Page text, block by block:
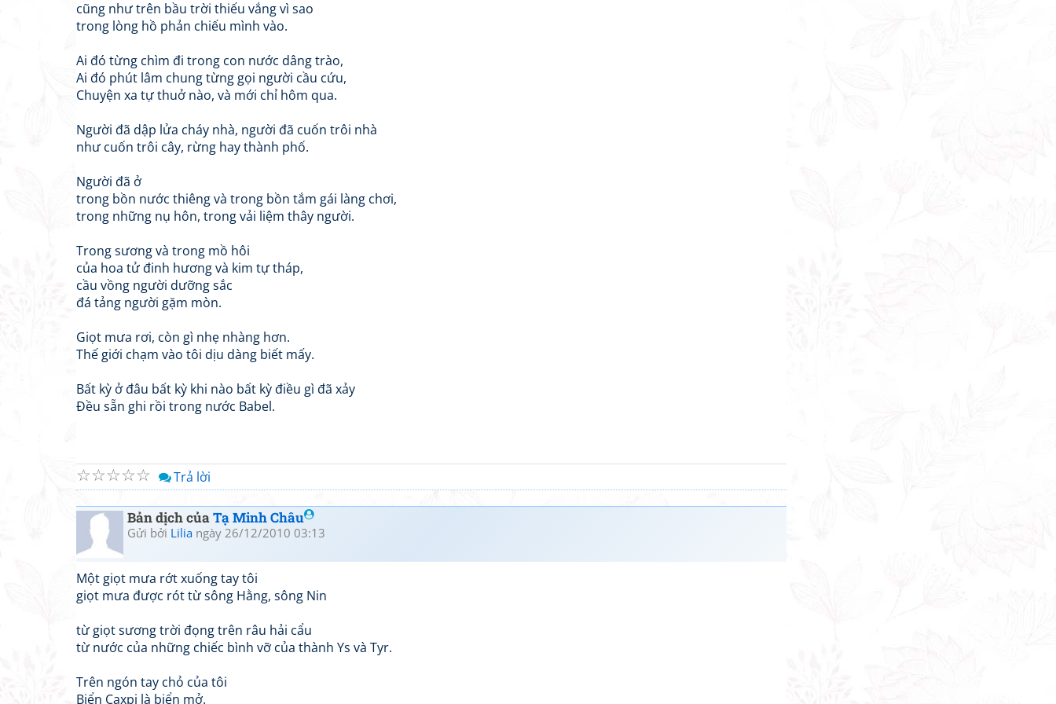
cũng như trên bầu trời thiếu vắng vì sao
trong lòng hồ phản chiếu mình vào.
Ai đó từng chìm đi trong con nước dâng trào,
Ai đó phút lâm chung từng gọi người cầu cứu,
Chuyện xa tự thuở nào, và mới chỉ hôm qua.
Người đã dập lửa cháy nhà, người đã cuốn trôi nhà
như cuốn trôi cây, rừng hay thành phố.
Người đã ở
trong bồn nước thiêng và trong bồn tắm gái làng chơi,
trong những nụ hôn, trong vải liệm thây người.
Trong sương và trong mồ hôi
của hoa tử đinh hương và kim tự tháp,
cầu vồng người dưỡng sắc
đá tảng người gặm mòn.
Giọt mưa rơi, còn gì nhẹ nhàng hơn.
Thế giới chạm vào tôi dịu dàng biết mấy.
Bất kỳ ở đâu bất kỳ khi nào bất kỳ điều gì đã xảy
Đều sẵn ghi rồi trong nước Babel.
☆
☆
☆
☆
☆ Trả lời
Bản dịch củaTạ Minh Châu
Gửi bởi Lilia ngày 26/12/2010 03:13
Một giọt mưa rớt xuống tay tôi
giọt mưa được rót từ sông Hằng, sông Nin
từ giọt sương trời đọng trên râu hải cẩu
từ nước của những chiếc bình vỡ của thành Ys và Tyr.
Trên ngón tay chỏ của tôi
Biển Caxpi là biển mở.